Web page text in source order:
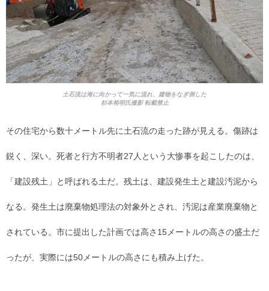
土石流は海に向かって一気に流れ、建物をなぎ倒した
杉本裕明氏撮影 転載禁止
その住宅から数十メートル先に土石流の走った跡が見える。傷跡は
鋭く、深い。死者と行方不明者27人という大惨事を起こしたのは、
「建設残土」と呼ばれる土だ。残土は、建設発生土と建設汚泥から
なる。発生土は廃棄物処理法の対象外とされ、汚泥は産業廃棄物と
されている。市に提出した計画では高さ15メートルの高さの盛土だ
ったが、実際には50メートルの高さにも積み上げた。